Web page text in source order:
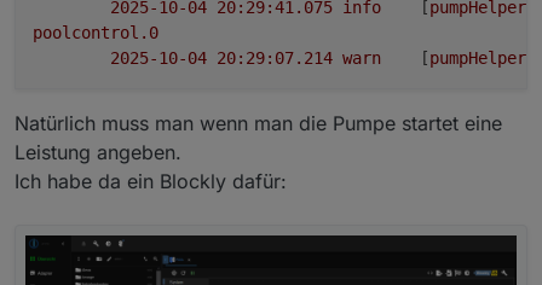
info
	[
pumpHelper
poolcontrol.0
warn
	[
pumpHelper
Natürlich muss man wenn man die Pumpe startet eine
Leistung angeben.
Ich habe da ein Blockly dafür: